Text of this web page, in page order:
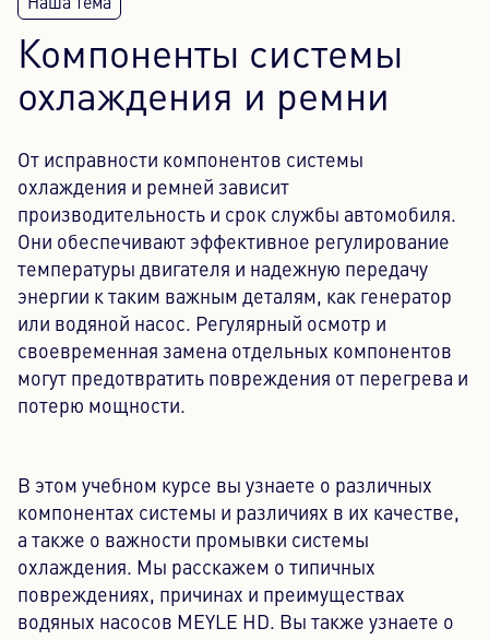
Компоненты системы
охлаждения и ремни
От исправности компонентов системы
охлаждения и ремней зависит
производительность и срок службы автомобиля.
Они обеспечивают эффективное регулирование
температуры двигателя и надежную передачу
энергии к таким важным деталям, как генератор
или водяной насос. Регулярный осмотр и
своевременная замена отдельных компонентов
могут предотвратить повреждения от перегрева и
потерю мощности.
В этом учебном курсе вы узнаете о различных
компонентах системы и различиях в их качестве,
а также о важности промывки системы
охлаждения. Мы расскажем о типичных
повреждениях, причинах и преимуществах
водяных насосов MEYLE HD. Вы также узнаете о